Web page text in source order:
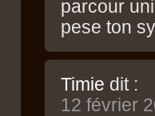
parcour
pese ton
Timie dit :
12 février